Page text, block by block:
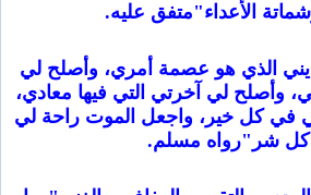
الأعداء"متفق عليه.
الذي هو عصمة أمري، وأصلح لي
وأصلح لي آخرتي التي فيها معادي،
في كل خير، واجعل الموت راحة لي
شر"رواه مسلم.